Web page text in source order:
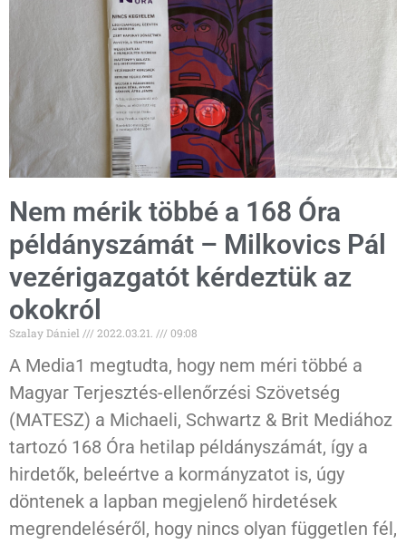
Nem mérik többé a 168 Óra
példányszámát – Milkovics Pál
vezérigazgatót kérdeztük az
okokról
Szalay Dániel 2022.03.21. 09:08
A Media1 megtudta, hogy nem méri többé a
Magyar Terjesztés-ellenőrzési Szövetség
(MATESZ) a Michaeli, Schwartz & Brit Mediához
tartozó 168 Óra hetilap példányszámát, így a
hirdetők, beleértve a kormányzatot is, úgy
döntenek a lapban megjelenő hirdetések
megrendeléséről, hogy nincs olyan független fél,